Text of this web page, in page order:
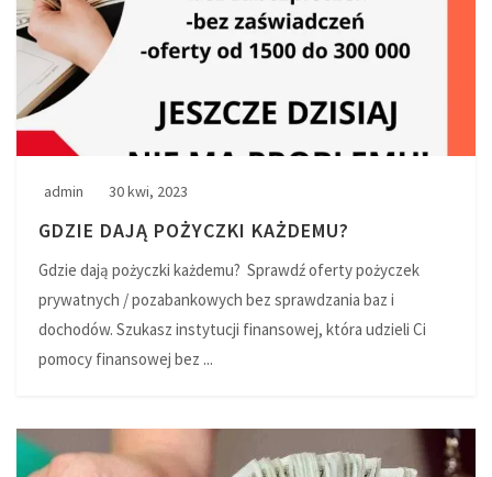
admin 30 kwi, 2023
GDZIE DAJĄ POŻYCZKI KAŻDEMU?
Gdzie dają pożyczki każdemu? Sprawdź oferty pożyczek
prywatnych / pozabankowych bez sprawdzania baz i
dochodów. Szukasz instytucji finansowej, która udzieli Ci
pomocy finansowej bez ...